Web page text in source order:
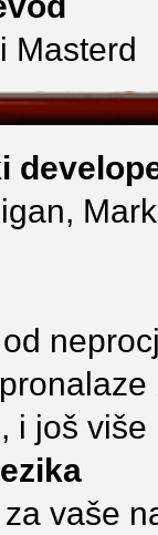
Masterd
i još
vaše